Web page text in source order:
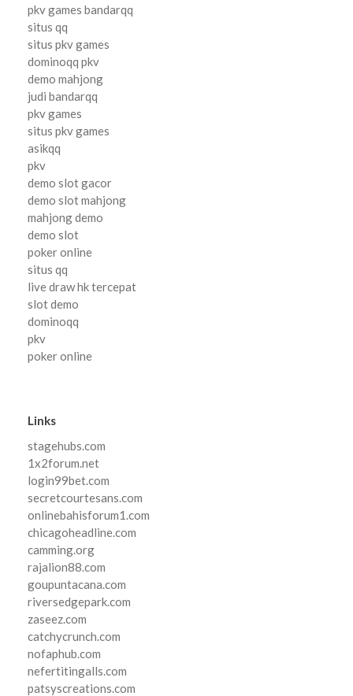
pkv games bandarqq
situs qq
situs pkv games
dominoqq pkv
demo mahjong
judi bandarqq
pkv games
situs pkv games
asikqq
pkv
demo slot gacor
demo slot mahjong
mahjong demo
demo slot
poker online
situs qq
live draw hk tercepat
slot demo
dominoqq
pkv
poker online
Links
stagehubs.com
1x2forum.net
login99bet.com
secretcourtesans.com
onlinebahisforum1.com
chicagoheadline.com
camming.org
rajalion88.com
goupuntacana.com
riversedgepark.com
zaseez.com
catchycrunch.com
nofaphub.com
nefertitingalls.com
patsyscreations.com